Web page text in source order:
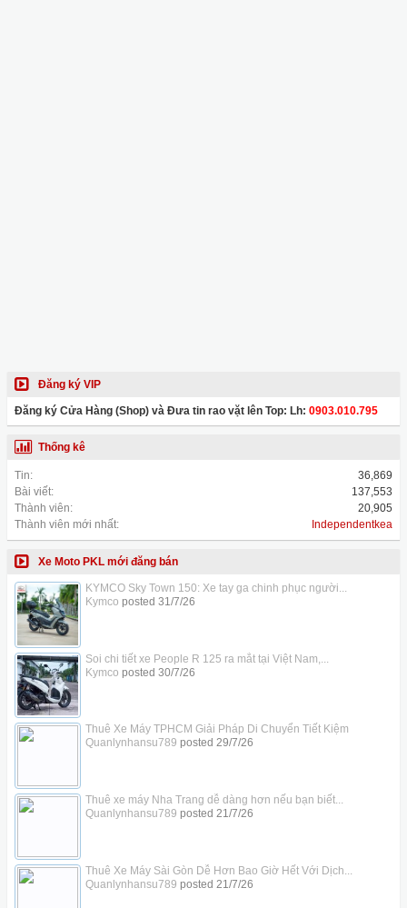
Đăng ký VIP
Đăng ký Cửa Hàng (Shop) và Đưa tin rao vặt lên Top: Lh: 0903.010.795
Thống kê
Tin:
36,869
Bài viết:
137,553
Thành viên:
20,905
Thành viên mới nhất:
Independentkea
Xe Moto PKL mới đăng bán
KYMCO Sky Town 150: Xe tay ga chinh phục người...
Kymco posted 31/7/26
Soi chi tiết xe People R 125 ra mắt tại Việt Nam,...
Kymco posted 30/7/26
Thuê Xe Máy TPHCM Giải Pháp Di Chuyển Tiết Kiệm
Quanlynhansu789 posted 29/7/26
Thuê xe máy Nha Trang dễ dàng hơn nếu bạn biết...
Quanlynhansu789 posted 21/7/26
Thuê Xe Máy Sài Gòn Dễ Hơn Bao Giờ Hết Với Dịch...
Quanlynhansu789 posted 21/7/26